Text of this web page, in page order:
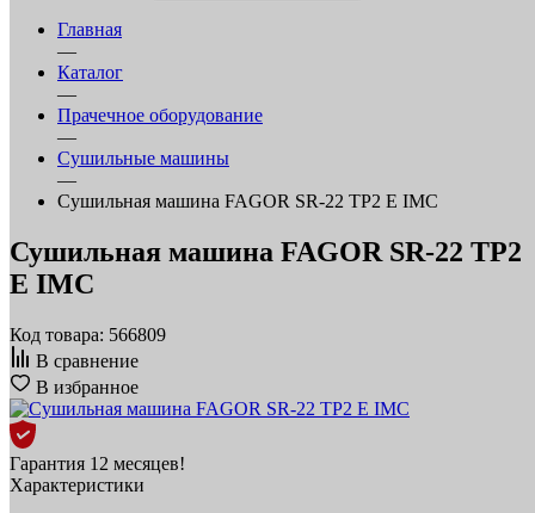
Главная
—
Каталог
—
Прачечное оборудование
—
Сушильные машины
—
Сушильная машина FAGOR SR-22 TP2 E IMC
Сушильная машина FAGOR SR-22 TP2
E IMC
Код товара: 566809
В сравнение
В избранное
Гарантия 12 месяцев!
Характеристики